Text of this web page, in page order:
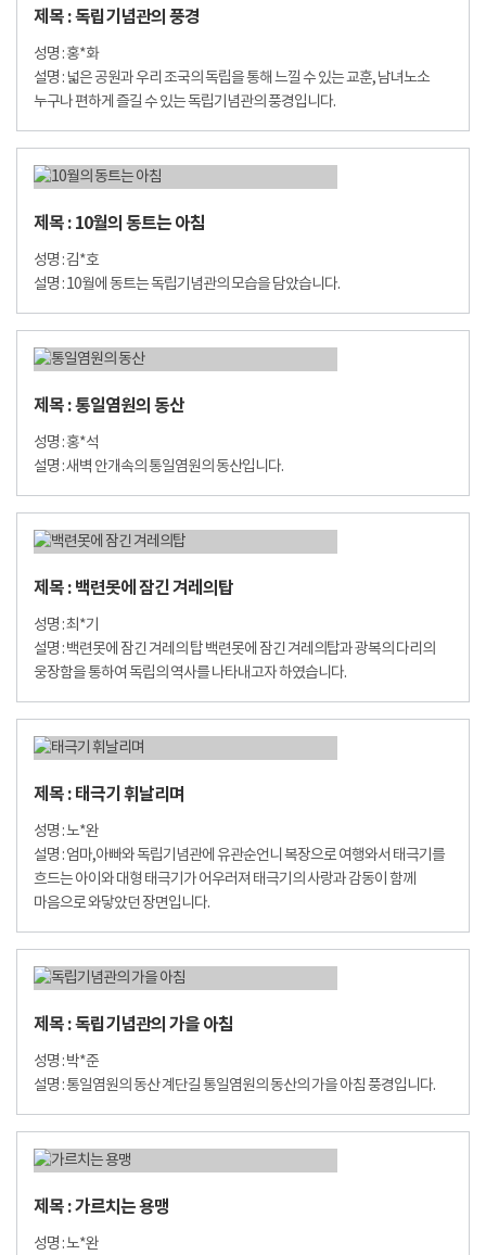
제목 : 독립기념관의 풍경
성명 : 홍*화
설명 : 넓은 공원과 우리 조국의 독립을 통해 느낄 수 있는 교훈, 남녀노소
누구나 편하게 즐길 수 있는 독립기념관의 풍경입니다.
제목 : 10월의 동트는 아침
성명 : 김*호
설명 : 10월에 동트는 독립기념관의 모습을 담았습니다.
제목 : 통일염원의 동산
성명 : 홍*석
설명 : 새벽 안개속의 통일염원의 동산입니다.
제목 : 백련못에 잠긴 겨레의탑
성명 : 최*기
설명 : 백련못에 잠긴 겨레의 탑 백련못에 잠긴 겨레의탑과 광복의 다리의
웅장함을 통하여 독립의 역사를 나타내고자 하였습니다.
제목 : 태극기 휘날리며
성명 : 노*완
설명 : 엄마,아빠와 독립기념관에 유관순언니 복장으로 여행와서 태극기를
흐드는 아이와 대형 태극기가 어우러져 태극기의 사랑과 감동이 함께
마음으로 와닿았던 장면입니다.
제목 : 독립기념관의 가을 아침
성명 : 박*준
설명 : 통일염원의 동산 계단길 통일염원의 동산의 가을 아침 풍경입니다.
제목 : 가르치는 용맹
성명 : 노*완